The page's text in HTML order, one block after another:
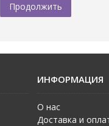
Продолжить
ИНФОРМАЦИЯ
О нас
Доставка и